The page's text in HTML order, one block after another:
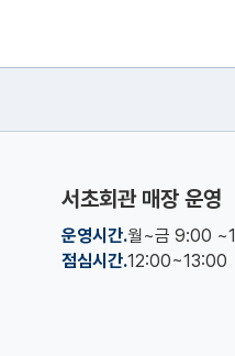
서초회관 매장 운영
운영시간.월~금 9:00
점심시간.12:00~13:00